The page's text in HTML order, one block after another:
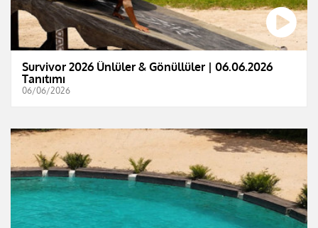
Survivor 2026 Ünlüler & Gönüllüler | 06.06.2026
Tanıtımı
06/06/2026